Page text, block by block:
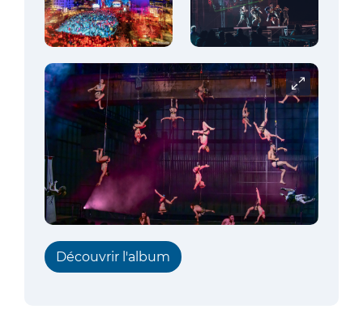
Carrousel
Découvrir l'album